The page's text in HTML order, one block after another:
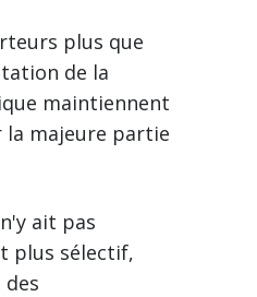
plus que
de la
maintiennent
la majeure partie
ait pas
plus sélectif,